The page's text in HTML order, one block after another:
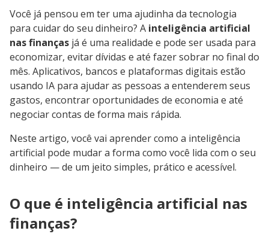
Você já pensou em ter uma ajudinha da tecnologia
para cuidar do seu dinheiro? A inteligência artificial
nas finanças já é uma realidade e pode ser usada para
economizar, evitar dívidas e até fazer sobrar no final do
mês. Aplicativos, bancos e plataformas digitais estão
usando IA para ajudar as pessoas a entenderem seus
gastos, encontrar oportunidades de economia e até
negociar contas de forma mais rápida.
Neste artigo, você vai aprender como a inteligência
artificial pode mudar a forma como você lida com o seu
dinheiro — de um jeito simples, prático e acessível.
O que é inteligência artificial nas
finanças?